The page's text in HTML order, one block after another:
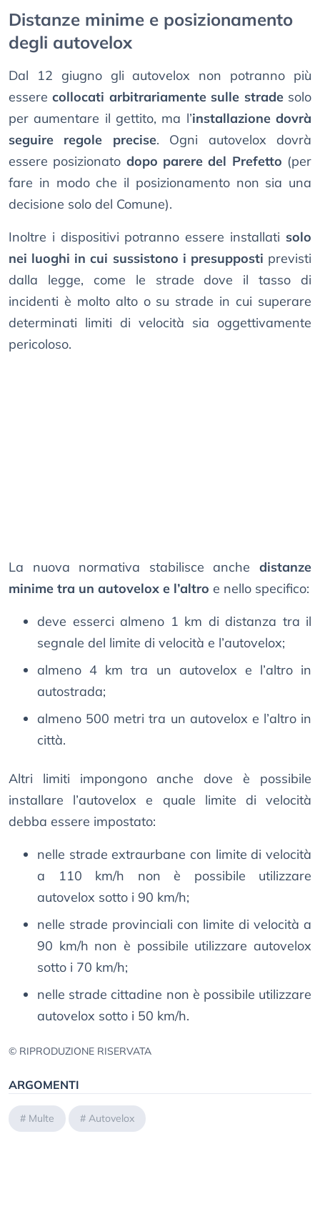
Distanze minime e posizionamento
degli autovelox
Dal 12 giugno gli autovelox non potranno più
esserecollocati arbitrariamente sulle stradesolo
per aumentare il gettito, ma l’installazione dovrà
seguire regole precise. Ogni autovelox dovrà
essere posizionato dopo parere del Prefetto (per
fare in modo che il posizionamento non sia una
decisione solo del Comune).
Inoltre i dispositivi potranno essere installati solo
nei luoghi in cui sussistono i presupposti previsti
dalla legge, come le strade dove il tasso di
incidenti è molto alto o su strade in cui superare
determinati limiti di velocità sia oggettivamente
pericoloso.
La nuova normativa stabilisce anche distanze
minime tra un autovelox e l’altro e nello specifico:
deve esserci almeno 1 km di distanza tra il
segnale del limite di velocità e l’autovelox;
almeno 4 km tra un autovelox e l’altro in
autostrada;
almeno 500 metri tra un autovelox e l’altro in
città.
Altri limiti impongono anche dove è possibile
installare l’autovelox e quale limite di velocità
debba essere impostato:
nelle strade extraurbane con limite di velocità
a 110 km/h non è possibile utilizzare
autovelox sotto i 90 km/h;
nelle strade provinciali con limite di velocità a
90 km/h non è possibile utilizzare autovelox
sotto i 70 km/h;
nelle strade cittadine non è possibile utilizzare
autovelox sotto i 50 km/h.
© RIPRODUZIONE RISERVATA
ARGOMENTI
# Multe # Autovelox